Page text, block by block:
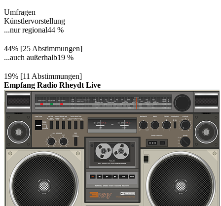
Umfragen
Künstlervorstellung
...nur regional44 %
44% [25 Abstimmungen]
...auch außerhalb19 %
19% [11 Abstimmungen]
Empfang Radio Rheydt Live